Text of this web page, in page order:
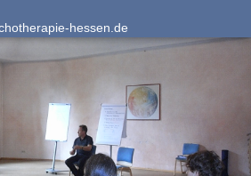
hessen.de